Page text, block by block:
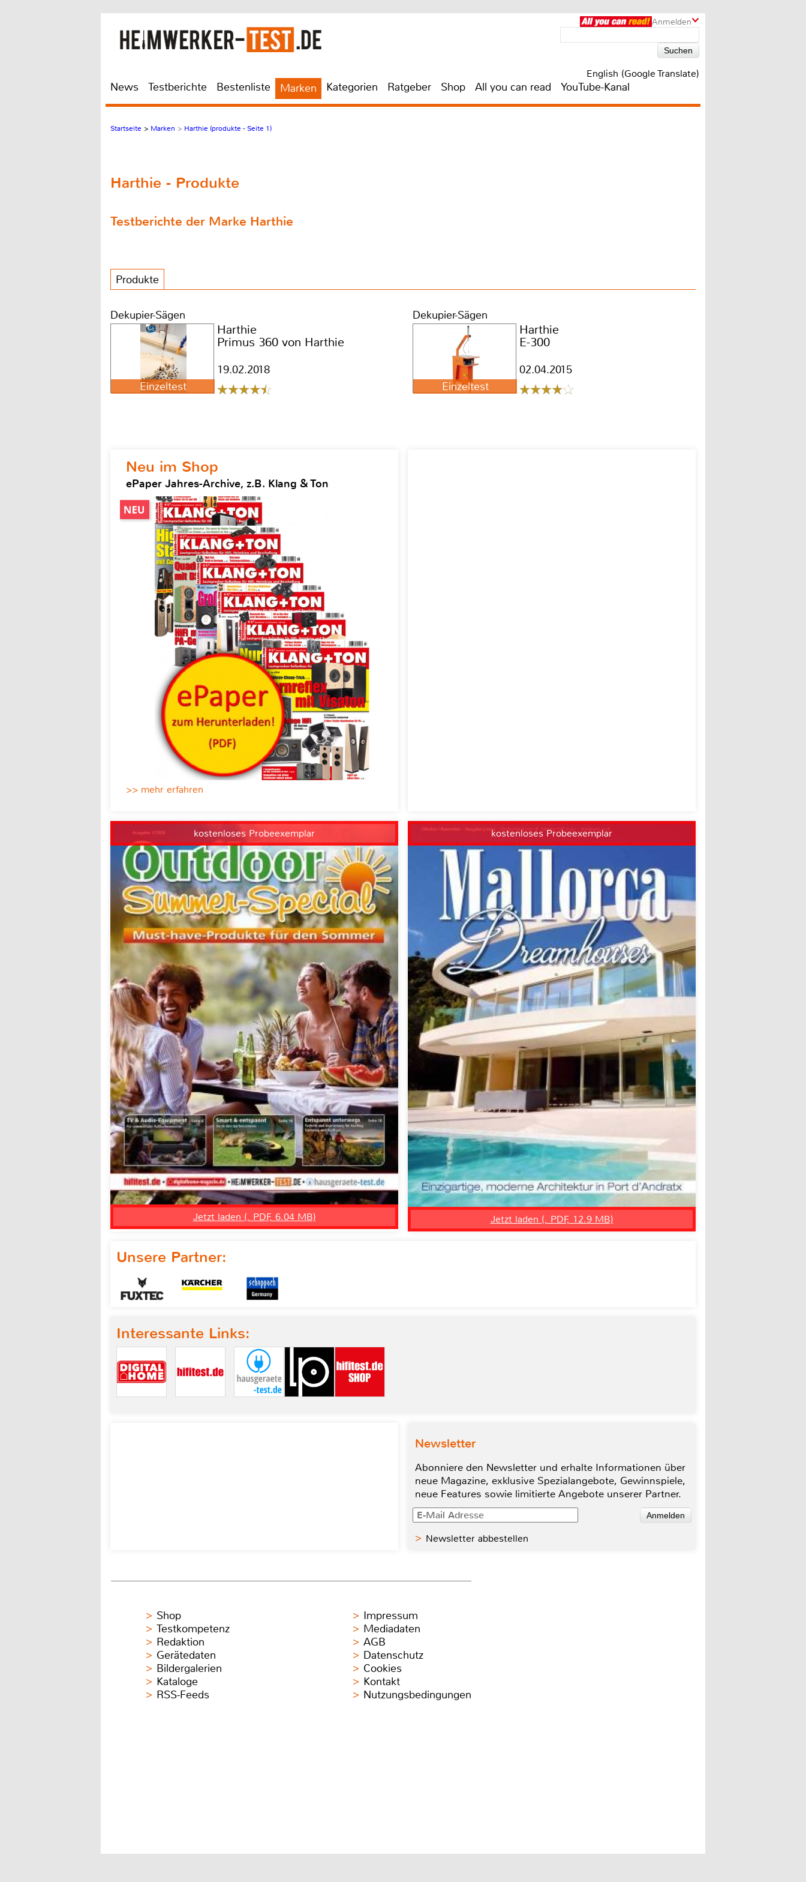
Anmelden
English (Google Translate)
News Testberichte Bestenliste Marken Kategorien Ratgeber Shop All you can read YouTube-Kanal
Startseite > Marken > Harthie (produkte - Seite 1)
Harthie - Produkte
Testberichte der Marke Harthie
Produkte
Dekupier-Sägen
Einzeltest
Harthie
Primus 360 von Harthie
19.02.2018
Dekupier-Sägen
Einzeltest
Harthie
E-300
02.04.2015
Neu im Shop
ePaper Jahres-Archive, z.B. Klang & Ton
>> mehr erfahren
kostenloses Probeexemplar
Jetzt laden (, PDF, 6.04 MB)
kostenloses Probeexemplar
Jetzt laden (, PDF, 12.9 MB)
Unsere Partner:
Interessante Links:
Newsletter
Abonniere den Newsletter und erhalte Informationen über
neue Magazine, exklusive Spezialangebote, Gewinnspiele,
neue Features sowie limitierte Angebote unserer Partner.
Newsletter abbestellen
Shop
Testkompetenz
Redaktion
Gerätedaten
Bildergalerien
Kataloge
RSS-Feeds
Impressum
Mediadaten
AGB
Datenschutz
Cookies
Kontakt
Nutzungsbedingungen